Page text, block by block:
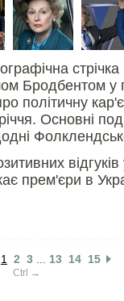
Бродбентом у
політичну
Основні
прем'єри в
1 2 3 13 14 15
Ctrl →